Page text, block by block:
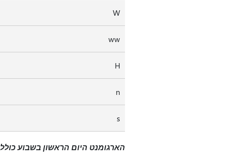
W
ww
H
n
s
הארגומנט היום הראשון בשבוע כולל